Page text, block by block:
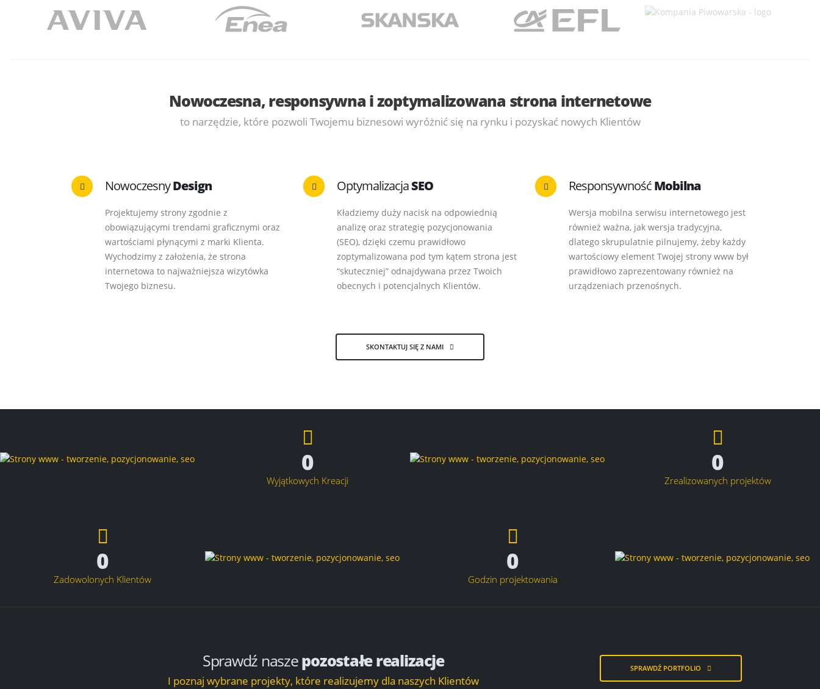
Nowoczesna, responsywna i zoptymalizowana strona internetowe
to narzędzie, które pozwoli Twojemu biznesowi wyróżnić się na rynku i pozyskać nowych Klientów
NowoczesnyDesign
Projektujemy strony zgodnie z
obowiązującymi trendami graficznymi oraz
wartościami płynącymi z marki Klienta.
Wychodzimy z założenia, że strona
internetowa to najważniejsza wizytówka
Twojego biznesu.
OptymalizacjaSEO
Kładziemy duży nacisk na odpowiednią
analizę oraz strategię pozycjonowania
(SEO), dzięki czemu prawidłowo
zoptymalizowana pod tym kątem strona jest
“skuteczniej” odnajdywana przez Twoich
obecnych i potencjalnych Klientów.
ResponsywnośćMobilna
Wersja mobilna serwisu internetowego jest
również ważna, jak wersja tradycyjna,
dlatego skrupulatnie pilnujemy, żeby każdy
wartościowy element Twojej strony www był
prawidłowo zaprezentowany również na
urządzeniach przenośnych.
SKONTAKTUJ SIĘ Z NAMI
0
Wyjątkowych Kreacji
0
Zrealizowanych projektów
0
Zadowolonych Klientów
0
Godzin projektowania
Sprawdź naszepozostałe realizacje
I poznaj wybrane projekty, które realizujemy dla naszych Klientów
SPRAWDŹ PORTFOLIO